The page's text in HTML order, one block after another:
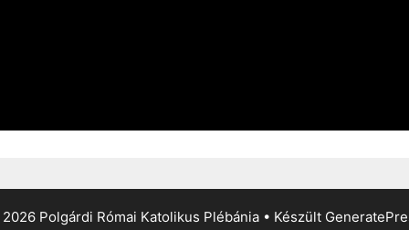
Polgárdi Római Katolikus Plébánia • Készült